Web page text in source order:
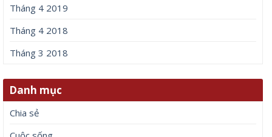
Tháng 4 2019
Tháng 4 2018
Tháng 3 2018
Danh mục
Chia sẻ